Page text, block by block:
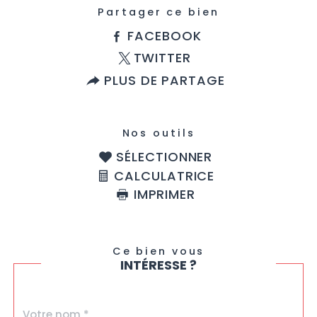
Partager ce bien
FACEBOOK
TWITTER
PLUS DE PARTAGE
Nos outils
SÉLECTIONNER
CALCULATRICE
IMPRIMER
Ce bien vous
INTÉRESSE ?
*